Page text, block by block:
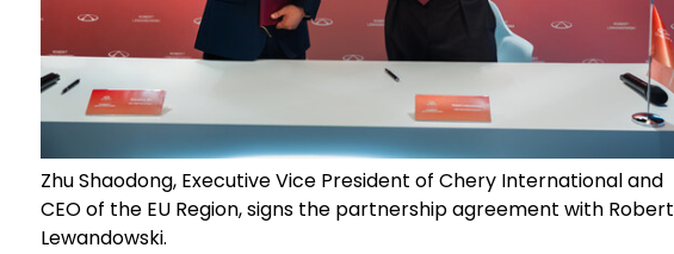
Zhu Shaodong, Executive Vice President of Chery International and
CEO of the EU Region, signs the partnership agreement with Robert
Lewandowski.